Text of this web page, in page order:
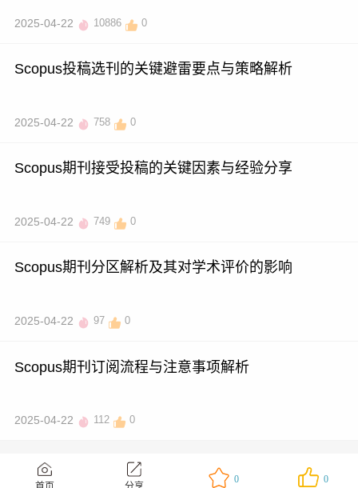
2025-04-22 10886 0
Scopus投稿选刊的关键避雷要点与策略解析
2025-04-22 758 0
Scopus期刊接受投稿的关键因素与经验分享
2025-04-22 749 0
Scopus期刊分区解析及其对学术评价的影响
2025-04-22 97 0
Scopus期刊订阅流程与注意事项解析
2025-04-22 112 0
0 0